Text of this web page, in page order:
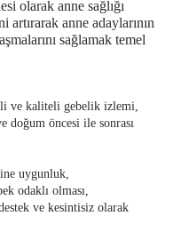
olarak anne sağlığı
anne adaylarının
sağlamak temel
ve kaliteli gebelik izlemi,
doğum öncesi ile sonrası
uygunluk,
odaklı olması,
ve kesintisiz olarak